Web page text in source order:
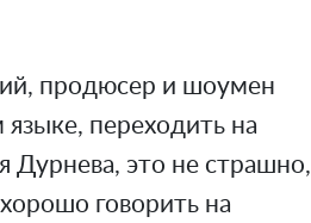
продюсер и шоумен
языке, переходить на
Дурнева, это не страшно,
говорить на